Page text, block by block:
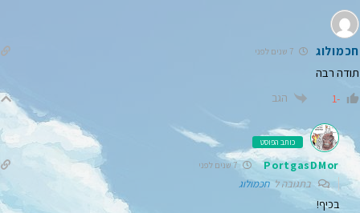
חכמולוג
תודה רבה
-1 הגב
כותב הפוסט
PortgasDMor
בתגובה לחכמולוג
בכיף!